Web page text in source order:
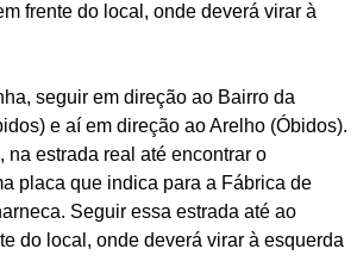
frente do local, onde deverá virar à
seguir em direção ao Bairro da
e aí em direção ao Arelho (Óbidos).
na estrada real até encontrar o
placa que indica para a Fábrica de
Seguir essa estrada até ao
do local, onde deverá virar à esquerda